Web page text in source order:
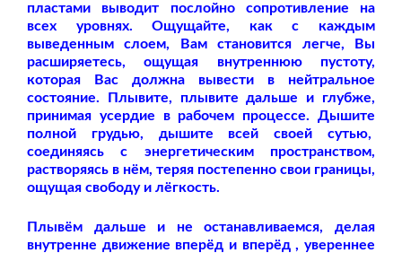
пластами выводит послойно сопротивление на
всех уровнях. Ощущайте, как с каждым
выведенным слоем, Вам становится легче, Вы
расширяетесь, ощущая внутреннюю пустоту,
которая Вас должна вывести в нейтральное
состояние. Плывите, плывите дальше и глубже,
принимая усердие в рабочем процессе. Дышите
полной грудью, дышите всей своей сутью,
соединяясь с энергетическим пространством,
растворяясь в нём, теряя постепенно свои границы,
ощущая свободу и лёгкость.
Плывём дальше и не останавливаемся, делая
внутренне движение вперёд и вперёд , увереннее